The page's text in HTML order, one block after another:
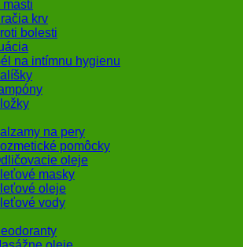
masti
krv
bolesti
na intímnu hygienu
na pery
pomôcky
oleje
masky
oleje
vody